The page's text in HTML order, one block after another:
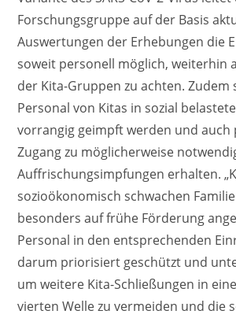
Forschungsgruppe auf der Basis
Auswertungen der Erhebungen die
soweit personell möglich, weiterhin
der Kita-Gruppen zu achten. Zudem
Personal von Kitas in sozial
vorrangig geimpft werden und
Zugang zu möglicherweise
Auffrischungsimpfungen erhalten.
sozioökonomisch schwachen
besonders auf frühe Förderung
Personal in den entsprechenden
darum priorisiert geschützt und
um weitere Kita-Schließungen in
vierten Welle zu vermeiden und die